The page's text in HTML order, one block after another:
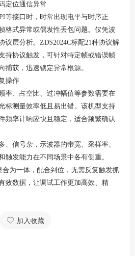
定位通信异常
等接口时，时常出现电平与时序正
格式异常或偶发性丢包问题。仅凭波
议层分析。ZDS2024C标配21种协议解
持协议触发，可针对特定帧或错误帧
捕获，迅速锁定异常根源。
操作
率、占空比、过冲幅值等参数需要在
标测量效率低且易出错。该机型支持
频率计响应快且稳定，适合频繁确认
、信号杂，示波器的带宽、采样率、
触发能力在不同场景中各有侧重。
合为一体，配合到位，无需反复触发抓
效数据，让调试工作更加高效、精
加入收藏